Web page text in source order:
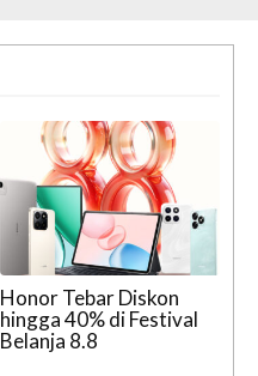
Honor Tebar Diskon
hingga 40% di Festival
Belanja 8.8